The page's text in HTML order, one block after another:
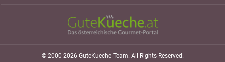
© 2000-2026 GuteKueche-Team. All Rights Reserved.